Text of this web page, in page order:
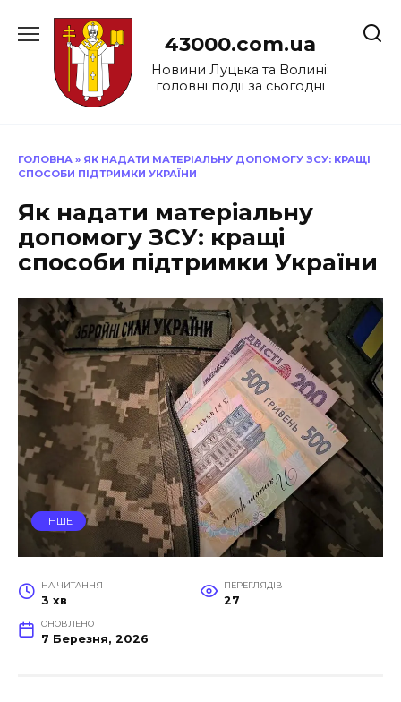
до
43000.com.ua
Новини Луцька та Волині:
головні події за сьогодні
ГОЛОВНА » ЯК НАДАТИ МАТЕРІАЛЬНУ ДОПОМОГУ ЗСУ: КРАЩІ
СПОСОБИ ПІДТРИМКИ УКРАЇНИ
Як надати матеріальну
допомогу ЗСУ: кращі
способи підтримки України
ІНШЕ
НА ЧИТАННЯ
3 хв
ПЕРЕГЛЯДІВ
27
ОНОВЛЕНО
7 Березня, 2026